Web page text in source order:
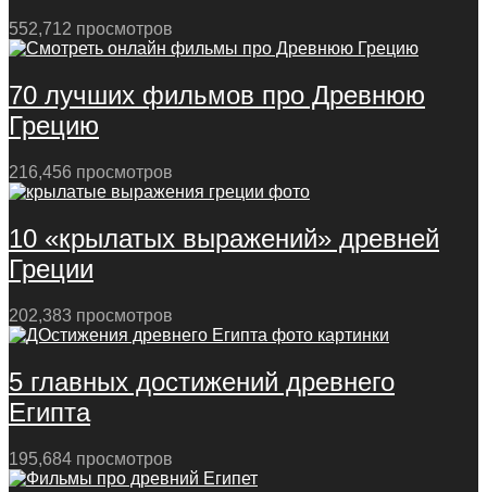
552,712 просмотров
70 лучших фильмов про Древнюю
Грецию
216,456 просмотров
10 «крылатых выражений» древней
Греции
202,383 просмотров
5 главных достижений древнего
Египта
195,684 просмотров